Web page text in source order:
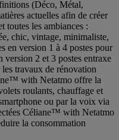
(Déco, Métal,
actuelles afin de créer
toutes les ambiances :
chic, vintage, minimaliste,
en version 1 à 4 postes pour
2 et 3 postes entraxe
travaux de rénovation
with Netatmo offre la
roulants, chauffage et
ou par la voix via
Céliane™ with Netatmo
la consommation